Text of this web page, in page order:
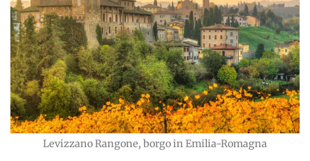
Levizzano Rangone, borgo in Emilia-Romagna